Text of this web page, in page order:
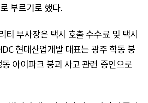
부르기로 했다.
티 부사장은 택시 호출 수수료 및 택시
현대산업개발 대표는 광주 학동 붕
아이파크 붕괴 사고 관련 증인으로